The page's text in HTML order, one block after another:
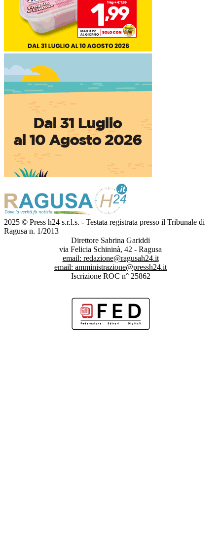
2025 © Press h24 s.r.l.s. - Testata registrata presso il Tribunale di
Ragusa n. 1/2013
Direttore Sabrina Gariddi
via Felicia Schininà, 42 - Ragusa
email: redazione@ragusah24.it
email: amministrazione@pressh24.it
Iscrizione ROC n° 25862